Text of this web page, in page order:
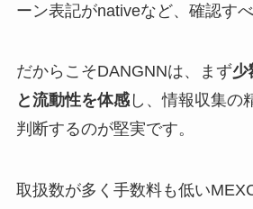
ーン表記がnativeなど、確認す
だからこそDANGNNは、まず少
と流動性を体感し、情報収集の
判断するのが堅実です。
取扱数が多く手数料も低い